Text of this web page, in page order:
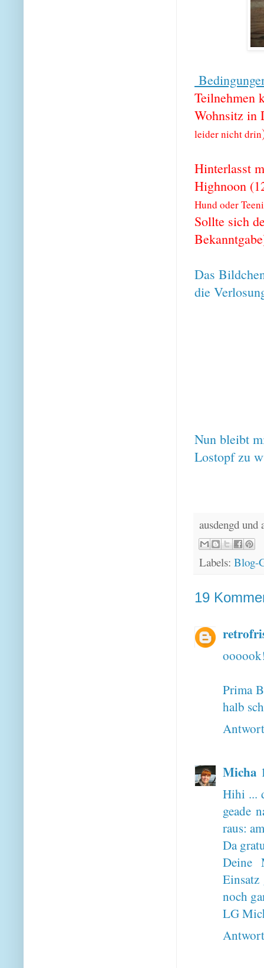
Teilnehmen
Wohnsitz in
leider nicht drin
Hinterlasst
Highnoon
Hund oder
Sollte sich
Das
die
Nun bleibt
Lostopf zu
ausdengd
Labels: Blog-
19
Prima
halb
Micha
Hihi ...
geade
raus:
Da
Deine
noch
LG